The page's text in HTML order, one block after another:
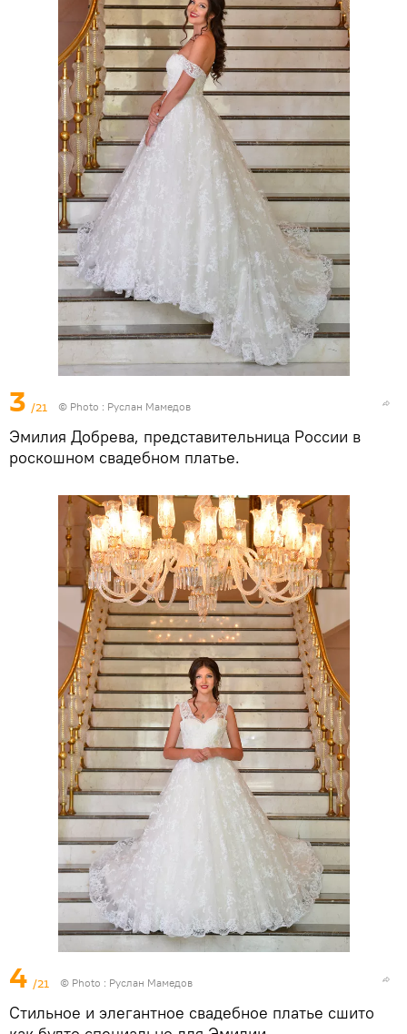
3 /21 © Photo : Руслан Мамедов
Эмилия Добрева, представительница России в
роскошном свадебном платье.
4 /21 © Photo : Руслан Мамедов
Стильное и элегантное свадебное платье сшито